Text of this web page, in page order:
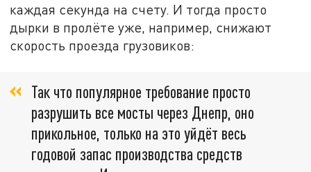
каждая секунда на счету. И тогда просто
дырки в пролёте уже, например, снижают
скорость проезда грузовиков:
Так что популярное требование просто
разрушить все мосты через Днепр, оно
прикольное, только на это уйдёт весь
годовой запас производства средств